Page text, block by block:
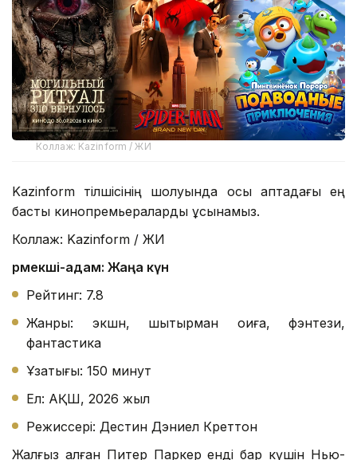
Коллаж: Kazinform / ЖИ
Kazinform тілшісінің шолуында осы аптадағы ең
басты кинопремьераларды ұсынамыз.
Коллаж: Kazinform / ЖИ
Өрмекші-адам: Жаңа күн
Рейтинг: 7.8
Жанры: экшн, шытырман оқиға, фэнтези,
фантастика
Ұзақтығы: 150 минут
Ел: АҚШ, 2026 жыл
Режиссері: Дестин Дэниел Креттон
Жалғыз қалған Питер Паркер енді бар күшін Нью-